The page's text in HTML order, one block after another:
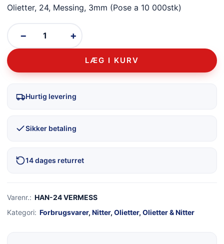
Olietter, 24, Messing, 3mm (Pose a 10 000stk)
− +
LÆG I KURV
Hurtig levering
Sikker betaling
14 dages returret
Varenr.: HAN-24 VERMESS
Kategori: Forbrugsvarer, Nitter, Olietter, Olietter & Nitter